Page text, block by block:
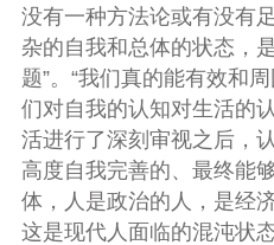
没有一种方法论或有没有
杂的自我和总体的状态，
题”。“我们真的能有效和
们对自我的认知对生活的
活进行了深刻审视之后，
高度自我完善的、最终能
体，人是政治的人，是经
这是现代人面临的混沌状